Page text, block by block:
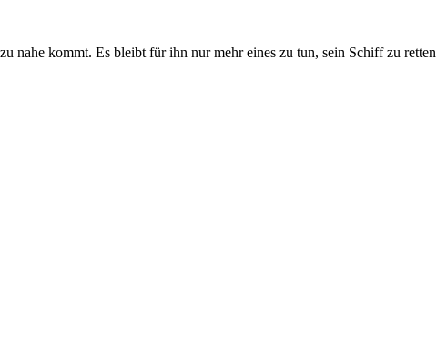
nahe kommt. Es bleibt für ihn nur mehr eines zu tun, sein Schiff zu